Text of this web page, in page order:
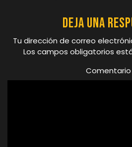
Deja una
Tu dirección de correo
Los campos obligatorios
Comentario